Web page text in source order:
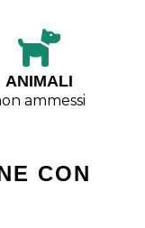
ANIMALI
ammessi
CON